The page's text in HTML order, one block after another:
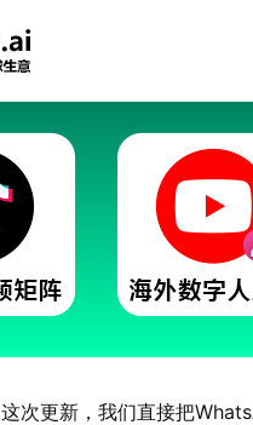
火柴AI
这次更新，我们直接把